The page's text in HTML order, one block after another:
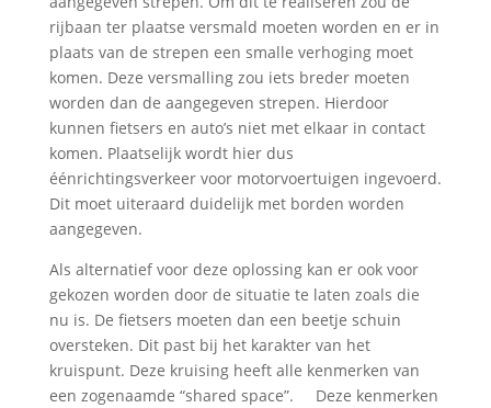
rijbaan ter plaatse versmald moeten worden en er in
plaats van de strepen een smalle verhoging moet
komen. Deze versmalling zou iets breder moeten
worden dan de aangegeven strepen. Hierdoor
kunnen fietsers en auto’s niet met elkaar in contact
komen. Plaatselijk wordt hier dus
éénrichtingsverkeer voor motorvoertuigen ingevoerd.
Dit moet uiteraard duidelijk met borden worden
aangegeven.
Als alternatief voor deze oplossing kan er ook voor
gekozen worden door de situatie te laten zoals die
nu is. De fietsers moeten dan een beetje schuin
oversteken. Dit past bij het karakter van het
kruispunt. Deze kruising heeft alle kenmerken van
een zogenaamde “shared space”. Deze kenmerken